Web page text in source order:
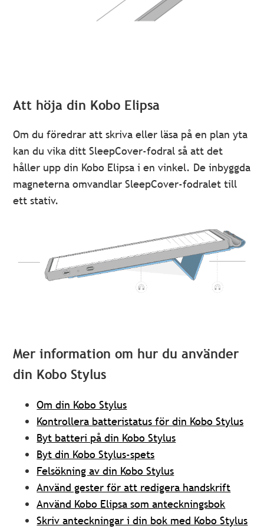
Att höja din Kobo Elipsa
Om du föredrar att skriva eller läsa på en plan yta
kan du vika ditt SleepCover-fodral så att det
håller upp din Kobo Elipsa i en vinkel. De inbyggda
magneterna omvandlar SleepCover-fodralet till
ett stativ.
Mer information om hur du använder
din Kobo Stylus
Om din Kobo Stylus
Kontrollera batteristatus för din Kobo Stylus
Byt batteri på din Kobo Stylus
Byt din Kobo Stylus-spets
Felsökning av din Kobo Stylus
Använd gester för att redigera handskrift
Använd Kobo Elipsa som anteckningsbok
Skriv anteckningar i din bok med Kobo Stylus